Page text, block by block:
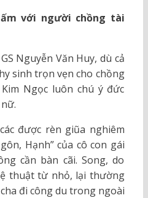
với người chồng tài
Nguyễn Văn Huy, dù cả
sinh trọn vẹn cho chồng
Ngọc luôn chú ý đức
được rèn giũa nghiêm
Hạnh” của cô con gái
cần bàn cãi. Song, do
thuật từ nhỏ, lại thường
đi công du trong ngoài